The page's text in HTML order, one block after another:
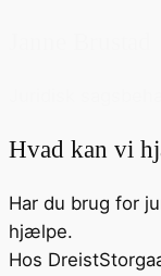
Hvad kan vi
Har du brug for
hjælpe.
Hos